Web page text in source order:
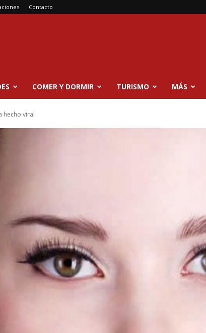
Contacto
COMER Y DORMIR TURISMO MÁS
hecho viral